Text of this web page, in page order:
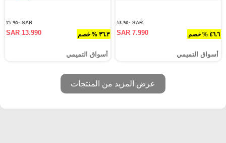
٤٦.٦ % خصم
SAR ١٤.٩٥٠
SAR 7.990
أسواق التميمي
٣٦.٣ % خصم
SAR ٢١.٩٥٠
SAR 13.990
أسواق التميمي
عرض المزيد من المنتجات